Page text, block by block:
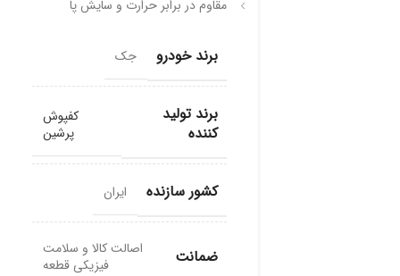
مقاوم در برابر حرارت و سایش پا
برند خودرو جک
برند تولید
کننده
کفپوش
پرشین
کشور سازنده ایران
ضمانت
اصالت کالا و سلامت
فیزیکی قطعه